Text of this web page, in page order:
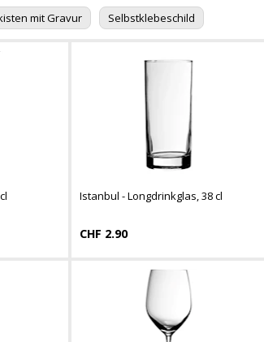
mit Gravur Selbstklebeschild
Istanbul - Longdrinkglas, 38 cl
CHF 2.90